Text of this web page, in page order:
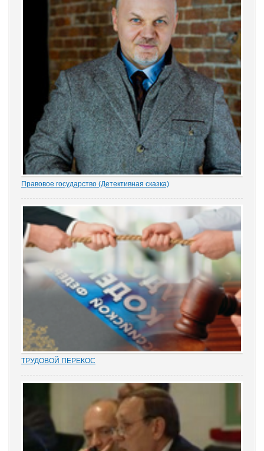
Правовое государство (Детективная сказка)
Добрыня исподлобья бросил на Воеводу удивлённый взгляд.
- Я был...
ТРУДОВОЙ ПЕРЕКОС
правосудия. Причем, зафиксированным непосредственно в
нормах закона. Например,...